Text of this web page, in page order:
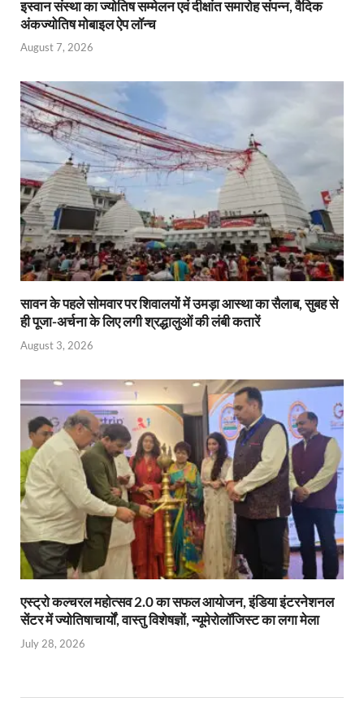
इस्वान संस्था का ज्योतिष सम्मेलन एवं दीक्षांत समारोह संपन्न, वैदिक
अंकज्योतिष मोबाइल ऐप लॉन्च
August 7, 2026
सावन के पहले सोमवार पर शिवालयों में उमड़ा आस्था का सैलाब, सुबह से
ही पूजा-अर्चना के लिए लगी श्रद्धालुओं की लंबी कतारें
August 3, 2026
एस्ट्रो कल्चरल महोत्सव 2.0 का सफल आयोजन, इंडिया इंटरनेशनल
सेंटर में ज्योतिषाचार्यों, वास्तु विशेषज्ञों, न्यूमेरोलॉजिस्ट का लगा मेला
July 28, 2026